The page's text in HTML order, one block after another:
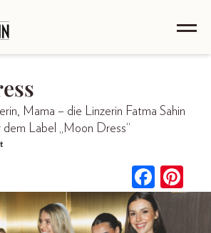
Mama – die Linzerin Fatma Sahin
dem Label „Moon Dress“